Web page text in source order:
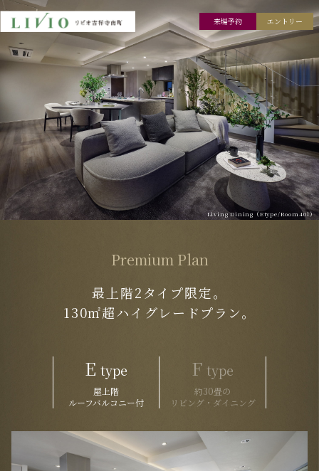
来場予約 エントリー
Living Dining（Etype/Room401）
Premium Plan
最上階2タイプ限定。
130㎡超ハイグレードプラン。
E type
屋上階
ルーフバルコニー付
F type
約30畳の
リビング・ダイニング